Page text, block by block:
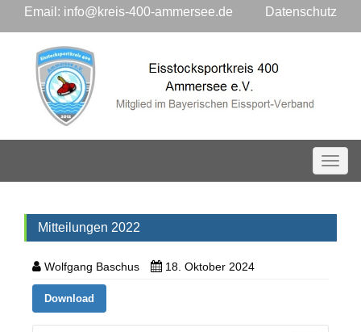
Email: info@kreis-400-ammersee.de Datenschutz
Mitteilungen 2022
Wolfgang Baschus 18. Oktober 2024
Download